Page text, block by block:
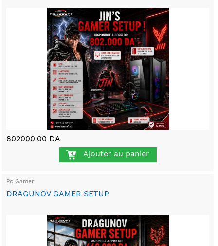
802000.00 DA
Ajouter au panier
Pc Gamer
DRAGUNOV GAMER SETUP